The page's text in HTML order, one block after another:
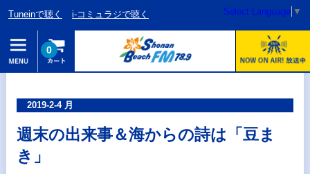
Tuneinで聴く i-コミュラジで聴く Select Language ▼
0
2019-2-4 月
週末の出来事＆海からの詩は「豆ま
き」